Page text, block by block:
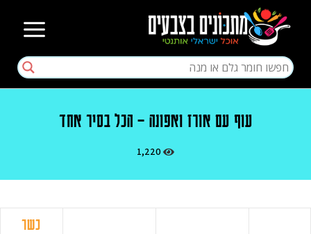
עוף עם אורז ואפונה – הכל בסיר אחד
1,220
כשר